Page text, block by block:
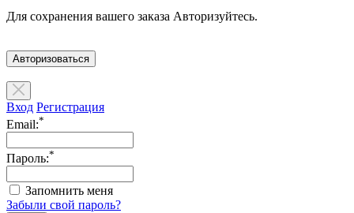
Для сохранения вашего заказа Авторизуйтесь.
Авторизоваться
Вход Регистрация
Email:*
Пароль:*
Запомнить меня
Забыли свой пароль?